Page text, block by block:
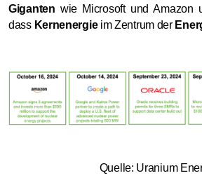
Giganten wie Microsoft und Amazon
dass Kernenergieim Zentrum der
Quelle: Uranium